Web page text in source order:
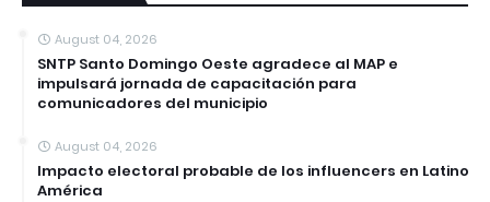
August 04, 2026
SNTP Santo Domingo Oeste agradece al MAP e
impulsará jornada de capacitación para
comunicadores del municipio
August 04, 2026
Impacto electoral probable de los influencers en Latino
América